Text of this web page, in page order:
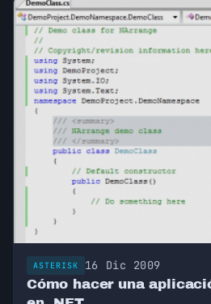
ASTERISK 16 Dic 2009
Cómo hacer una